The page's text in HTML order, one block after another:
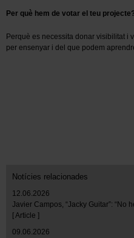
Per què hem de votar el teu
Perquè es necessita donar visibilitat i
per ensenyar i del que podem
Notícies relacionades
12.06.2026
Javier Campos, “Jacky Guitar”: “No
[ Article ]
09.06.2026